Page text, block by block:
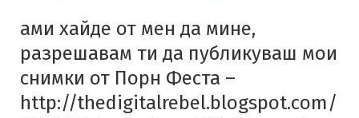
ами хайде от мен да мине,
разрешавам ти да публикуваш мои
снимки от Порн Феста –
http://thedigitalrebel.blogspot.com/